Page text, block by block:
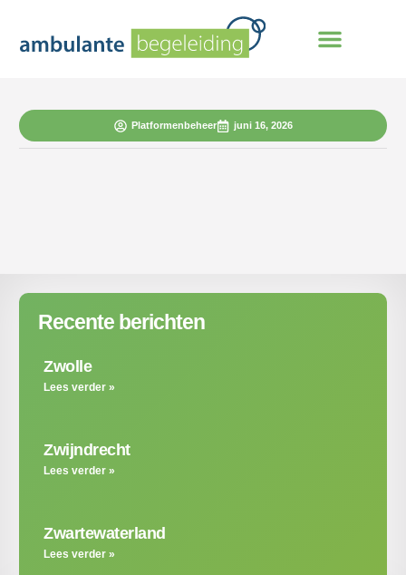
Platformenbeheer juni 16, 2026
Recente berichten
Zwolle
Lees verder »
Zwijndrecht
Lees verder »
Zwartewaterland
Lees verder »